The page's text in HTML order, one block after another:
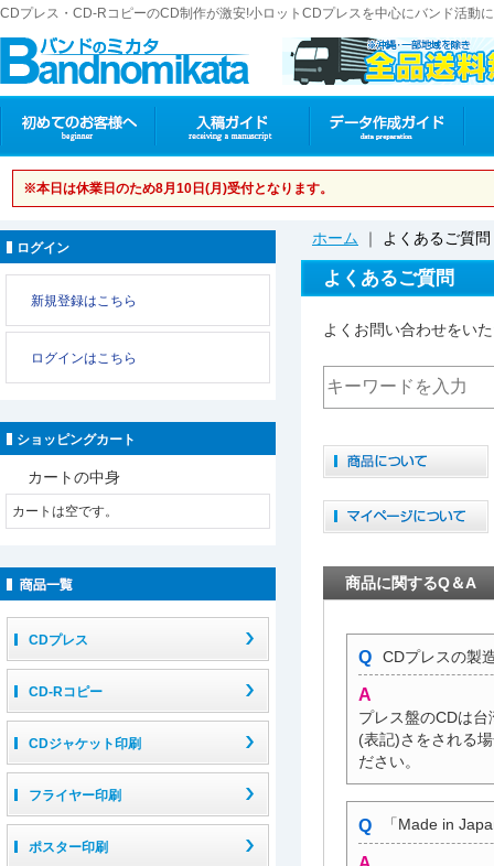
CDプレス・CD-RコピーのCD制作が激安!小ロットCDプレスを中心にバンド活動
※本日は休業日のため8月10日(月)受付となります。
ログイン
新規登録はこちら
ログインはこちら
ショッピングカート
カートの中身
カートは空です。
CDプレス
CD-Rコピー
CDジャケット印刷
フライヤー印刷
ポスター印刷
ホーム ｜ よくあるご質問
よくあるご質問
よくお問い合わせをい
商品に関するQ＆A
CDプレスの製
プレス盤のCDは
(表記)さをされる
ださい。
「Made in